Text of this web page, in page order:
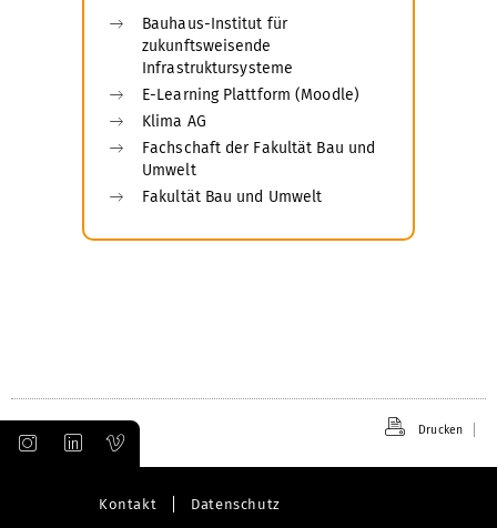
Bauhaus-Institut für
zukunftsweisende
Infrastruktursysteme
E-Learning Plattform (Moodle)
Klima AG
Fachschaft der Fakultät Bau und
Umwelt
Fakultät Bau und Umwelt
Drucken
Kontakt Datenschutz